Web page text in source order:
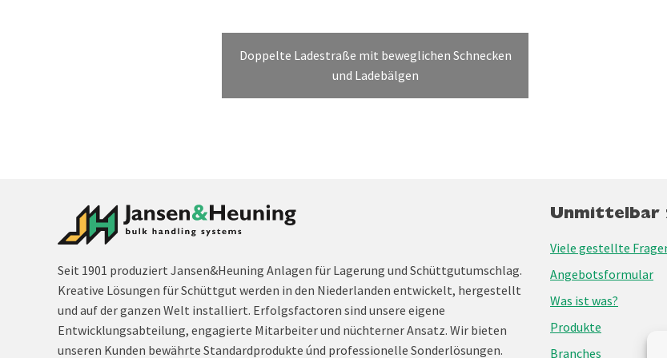
Doppelte Ladestraße mit beweglichen Schnecken
und Ladebälgen
Seit 1901 produziert Jansen&Heuning Anlagen für Lagerung und Schüttgutumschlag.
Kreative Lösungen für Schüttgut werden in den Niederlanden entwickelt, hergestellt
und auf der ganzen Welt installiert. Erfolgsfactoren sind unsere eigene
Entwicklungsabteilung, engagierte Mitarbeiter und nüchterner Ansatz. Wir bieten
unseren Kunden bewährte Standardprodukte únd professionelle Sonderlösungen.
Unmittelbar
Viele gestellte
Angebotsformular
Was ist was?
Produkte
Branches